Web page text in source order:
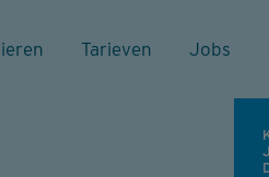
Tarieven Jobs